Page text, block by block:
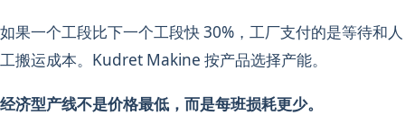
如果一个工段比下一个工段快 30%，工厂支付的是等待和人
工搬运成本。Kudret Makine 按产品选择产能。
经济型产线不是价格最低，而是每班损耗更少。